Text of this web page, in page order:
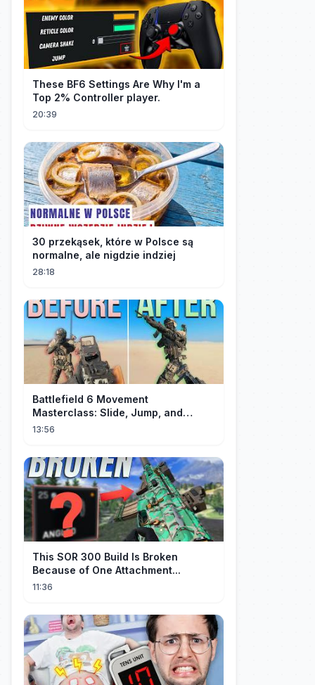
These BF6 Settings Are Why I'm a
Top 2% Controller player.
20:39
30 przekąsek, które w Polsce są
normalne, ale nigdzie indziej
28:18
Battlefield 6 Movement
Masterclass: Slide, Jump, and
Combos
13:56
This SOR 300 Build Is Broken
Because of One Attachment...
11:36